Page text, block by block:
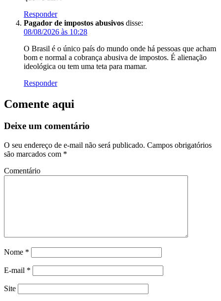
Responder
Pagador de impostos abusivos disse:
08/08/2026 às 10:28
O Brasil é o único país do mundo onde há pessoas que acham
bom e normal a cobrança abusiva de impostos. É alienação
ideológica ou tem uma teta para mamar.
Responder
Comente aqui
Deixe um comentário
O seu endereço de e-mail não será publicado. Campos obrigatórios
são marcados com *
Comentário
Nome *
E-mail *
Site